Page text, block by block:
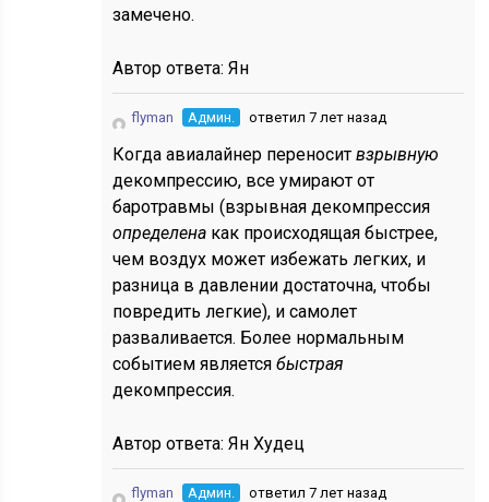
замечено.
Автор ответа:Ян
flyman Админ. ответил 7 лет назад
Когда авиалайнер переноситвзрывную
декомпрессию, все умирают от
баротравмы (взрывная декомпрессия
определена как происходящая быстрее,
чем воздух может избежать легких, и
разница в давлении достаточна, чтобы
повредить легкие), и самолет
разваливается. Более нормальным
событием являетсябыстрая
декомпрессия.
Автор ответа:Ян Худец
flyman Админ. ответил 7 лет назад